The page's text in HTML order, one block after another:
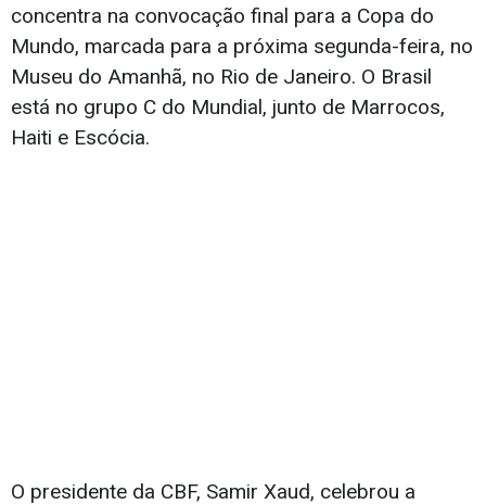
concentra na convocação final para a Copa do
Mundo, marcada para a próxima segunda-feira, no
Museu do Amanhã, no Rio de Janeiro. O Brasil
está no grupo C do Mundial, junto de Marrocos,
Haiti e Escócia.
O presidente da CBF, Samir Xaud, celebrou a